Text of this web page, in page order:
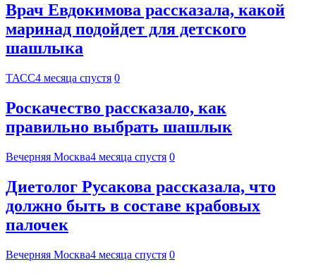
Врач Евдокимова рассказала, какой
маринад подойдет для детского
шашлыка
ТАСС4 месяца спустя 0
Роскачество рассказало, как
правильно выбрать шашлык
Вечерняя Москва4 месяца спустя 0
Диетолог Русакова рассказала, что
должно быть в составе крабовых
палочек
Вечерняя Москва4 месяца спустя 0